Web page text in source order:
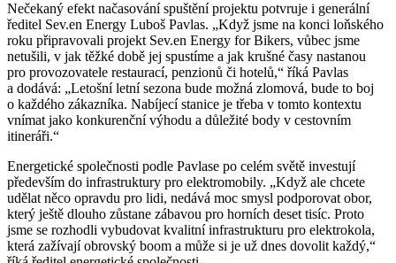
Nečekaný efekt načasování spuštění projektu potvruje i generální
ředitel Sev.en Energy Luboš Pavlas. „Když jsme na konci loňského
roku připravovali projekt Sev.en Energy for Bikers, vůbec jsme
netušili, v jak těžké době jej spustíme a jak krušné časy nastanou
pro provozovatele restaurací, penzionů či hotelů,“ říká Pavlas
a dodává: „Letošní letní sezona bude možná zlomová, bude to boj
o každého zákazníka. Nabíjecí stanice je třeba v tomto kontextu
vnímat jako konkurenční výhodu a důležité body v cestovním
itineráři.“
Energetické společnosti podle Pavlase po celém světě investují
především do infrastruktury pro elektromobily. „Když ale chcete
udělat něco opravdu pro lidi, nedává moc smysl podporovat obor,
který ještě dlouho zůstane zábavou pro horních deset tisíc. Proto
jsme se rozhodli vybudovat kvalitní infrastrukturu pro elektrokola,
která zažívají obrovský boom a může si je už dnes dovolit každý,“